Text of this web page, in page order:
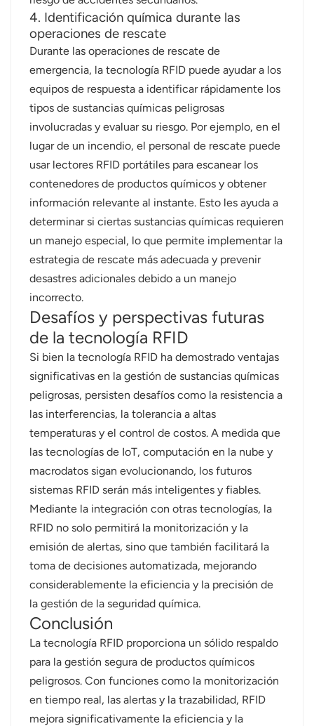
4. Identificación química durante las
operaciones de rescate
Durante las operaciones de rescate de
emergencia, la tecnología RFID puede ayudar a los
equipos de respuesta a identificar rápidamente los
tipos de sustancias químicas peligrosas
involucradas y evaluar su riesgo. Por ejemplo, en el
lugar de un incendio, el personal de rescate puede
usar lectores RFID portátiles para escanear los
contenedores de productos químicos y obtener
información relevante al instante. Esto les ayuda a
determinar si ciertas sustancias químicas requieren
un manejo especial, lo que permite implementar la
estrategia de rescate más adecuada y prevenir
desastres adicionales debido a un manejo
incorrecto.
Desafíos y perspectivas futuras
de la tecnología RFID
Si bien la tecnología RFID ha demostrado ventajas
significativas en la gestión de sustancias químicas
peligrosas, persisten desafíos como la resistencia a
las interferencias, la tolerancia a altas
temperaturas y el control de costos. A medida que
las tecnologías de IoT, computación en la nube y
macrodatos sigan evolucionando, los futuros
sistemas RFID serán más inteligentes y fiables.
Mediante la integración con otras tecnologías, la
RFID no solo permitirá la monitorización y la
emisión de alertas, sino que también facilitará la
toma de decisiones automatizada, mejorando
considerablemente la eficiencia y la precisión de
la gestión de la seguridad química.
Conclusión
La tecnología RFID proporciona un sólido respaldo
para la gestión segura de productos químicos
peligrosos. Con funciones como la monitorización
en tiempo real, las alertas y la trazabilidad, RFID
mejora significativamente la eficiencia y la